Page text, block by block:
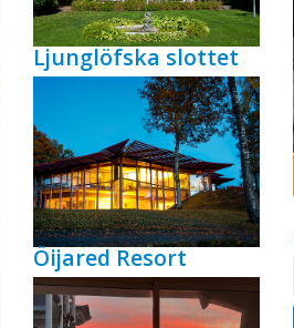
Ljunglöfska slottet
Öijared Resort